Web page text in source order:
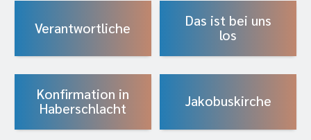
Verantwortliche
Das ist bei uns
los
Konfirmation in
Haberschlacht
Jakobuskirche